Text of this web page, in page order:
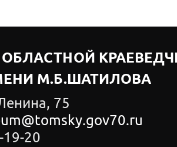
М.Б.ШАТИЛОВА
75
20